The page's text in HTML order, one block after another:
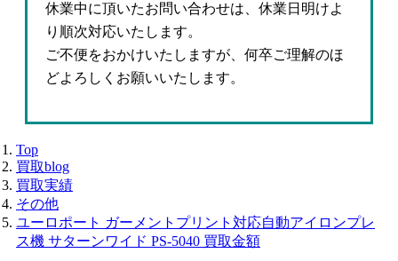
休業中に頂いたお問い合わせは、休業日明けよ
り順次対応いたします。
ご不便をおかけいたしますが、何卒ご理解のほ
どよろしくお願いいたします。
Top
買取blog
買取実績
その他
ユーロポート ガーメントプリント対応自動アイロンプレ
ス機 サターンワイド PS-5040 買取金額